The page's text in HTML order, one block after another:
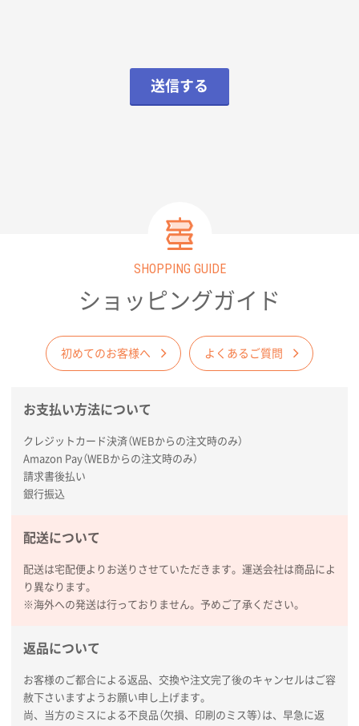
送信する
SHOPPING GUIDE
ショッピングガイド
初めてのお客様へ よくあるご質問
お支払い方法について
クレジットカード決済（WEBからの注文時のみ）
Amazon Pay（WEBからの注文時のみ）
請求書後払い
銀行振込
配送について
配送は宅配便よりお送りさせていただきます。運送会社は商品によ
り異なります。
※海外への発送は行っておりません。予めご了承ください。
返品について
お客様のご都合による返品、交換や注文完了後のキャンセルはご容
赦下さいますようお願い申し上げます。
尚、当方のミスによる不良品（欠損、印刷のミス等）は、早急に返